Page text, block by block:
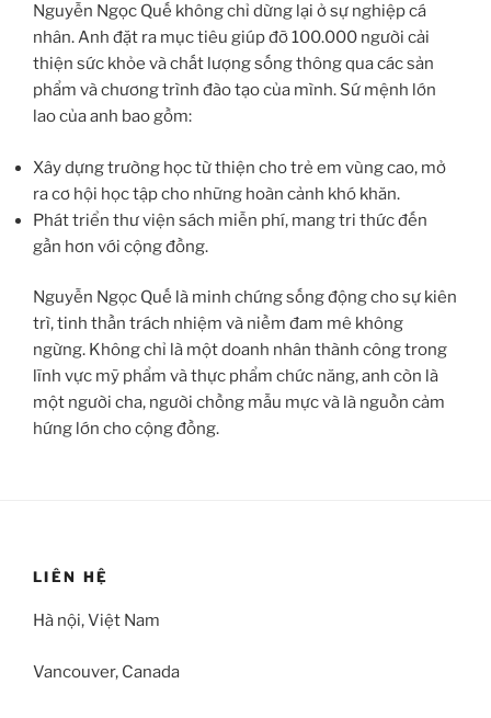
Nguyễn Ngọc Quế không chỉ dừng lại ở sự nghiệp cá
nhân. Anh đặt ra mục tiêu giúp đỡ 100.000 người cải
thiện sức khỏe và chất lượng sống thông qua các sản
phẩm và chương trình đào tạo của mình. Sứ mệnh lớn
lao của anh bao gồm:
Xây dựng trường học từ thiện cho trẻ em vùng cao, mở
ra cơ hội học tập cho những hoàn cảnh khó khăn.
Phát triển thư viện sách miễn phí, mang tri thức đến
gần hơn với cộng đồng.
Nguyễn Ngọc Quế là minh chứng sống động cho sự kiên
trì, tinh thần trách nhiệm và niềm đam mê không
ngừng. Không chỉ là một doanh nhân thành công trong
lĩnh vực mỹ phẩm và thực phẩm chức năng, anh còn là
một người cha, người chồng mẫu mực và là nguồn cảm
hứng lớn cho cộng đồng.
LIÊN HỆ
Hà nội, Việt Nam
Vancouver, Canada